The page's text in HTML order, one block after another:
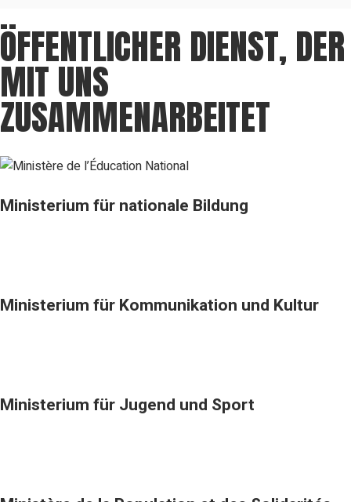
ÖFFENTLICHER DIENST, DER
MIT UNS
ZUSAMMENARBEITET
Ministerium für nationale Bildung
Ministerium für Kommunikation und Kultur
Ministerium für Jugend und Sport